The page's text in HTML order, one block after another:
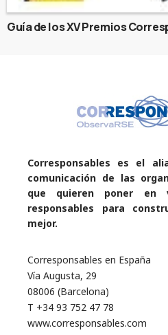
Guía de los XV Premios
Corresponsables es el
comunicación de las
que quieren poner en
responsables para
mejor.
Corresponsables en España
Vía Augusta, 29
08006 (Barcelona)
T +34 93 752 47 78
www.corresponsables.com